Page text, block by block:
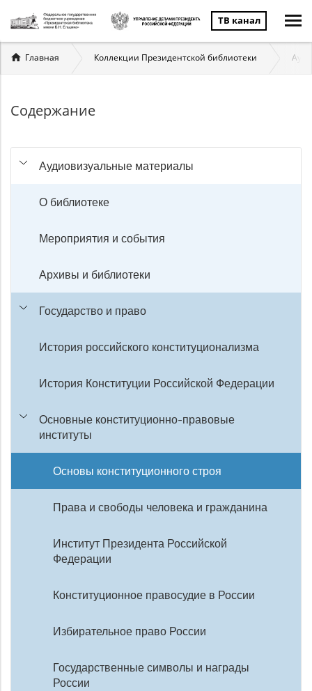
ТВ канал
Вы
здесь
Главная Коллекции Президентской библиотеки
Содержание
Аудиовизуальные материалы
О библиотеке
Мероприятия и события
Архивы и библиотеки
Государство и право
История российского конституционализма
История Конституции Российской Федерации
Основные конституционно-правовые
институты
Основы конституционного строя
Права и свободы человека и гражданина
Институт Президента Российской
Федерации
Конституционное правосудие в России
Избирательное право России
Государственные символы и награды
России